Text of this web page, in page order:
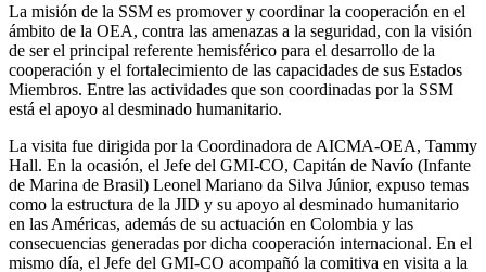
La misión de la SSM es promover y coordinar la cooperación en el
ámbito de la OEA, contra las amenazas a la seguridad, con la visión
de ser el principal referente hemisférico para el desarrollo de la
cooperación y el fortalecimiento de las capacidades de sus Estados
Miembros. Entre las actividades que son coordinadas por la SSM
está el apoyo al desminado humanitario.
La visita fue dirigida por la Coordinadora de AICMA-OEA, Tammy
Hall. En la ocasión, el Jefe del GMI-CO, Capitán de Navío (Infante
de Marina de Brasil) Leonel Mariano da Silva Júnior, expuso temas
como la estructura de la JID y su apoyo al desminado humanitario
en las Américas, además de su actuación en Colombia y las
consecuencias generadas por dicha cooperación internacional. En el
mismo día, el Jefe del GMI-CO acompañó la comitiva en visita a la